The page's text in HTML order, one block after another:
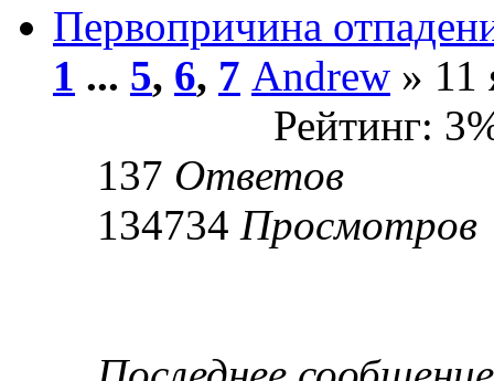
Первопричина
1 ... 5, 6, 7 Andrew » 11
Рейтинг:
137 Ответов
134734 Просмотров